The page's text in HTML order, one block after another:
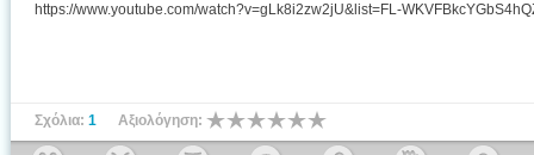
https://www.youtube.com/watch?v=gLk8i2zw2jU&list=FL-
Σχόλια: 1 Αξιολόγηση: